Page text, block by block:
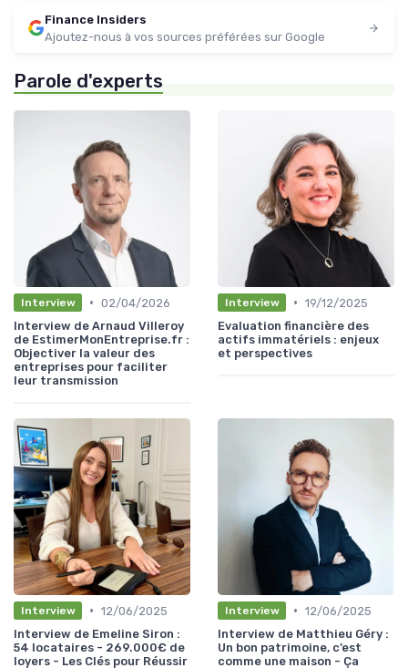
Finance Insiders
Ajoutez-nous à vos sources préférées sur Google
Parole d'experts
Interview • 02/04/2026
Interview de Arnaud Villeroy
de EstimerMonEntreprise.fr :
Objectiver la valeur des
entreprises pour faciliter
leur transmission
Interview • 19/12/2025
Evaluation financière des
actifs immatériels : enjeux
et perspectives
Interview • 12/06/2025
Interview de Emeline Siron :
54 locataires - 269.000€ de
loyers - Les Clés pour Réussir
Interview • 12/06/2025
Interview de Matthieu Géry :
Un bon patrimoine, c’est
comme une maison - Ça